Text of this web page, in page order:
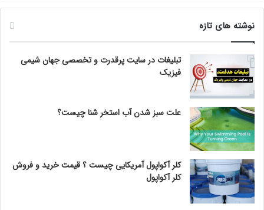
نوشته های تازه
تبلیغات در سایت پرقدرت و تخصصی جهان شیمی
فیزیک
علت سبز شدن آب استخر شنا چیست؟
کلر آکواپول آمریکایی چیست ؟ قیمت خرید و فروش
کلر آکواپول